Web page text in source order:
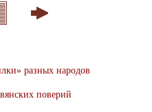
разных народов
поверий